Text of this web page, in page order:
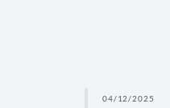
04/12/2025